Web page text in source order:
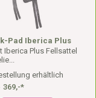
Pad Iberica Plus
Iberica Plus Fellsattel
erhältlich
369,-*